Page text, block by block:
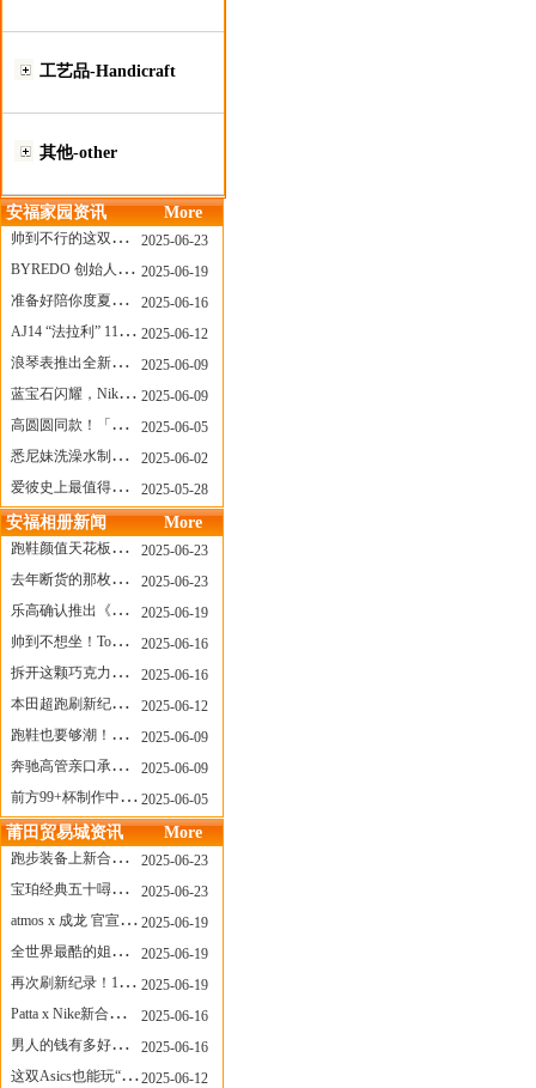
工艺品-Handicraft
其他-other
安福家园资讯 More
帅到不行的这双跑鞋，其实藏着Nike第一位签约跑者的故事
2025-06-23
BYREDO 创始人离任，也带走了那份灵魂感
2025-06-19
准备好陪你度夏，nanamica x Suicoke 新联名来了
2025-06-16
AJ14 “法拉利” 11年后回归，红色超跑气场全开
2025-06-12
浪琴表推出全新先行者系列祖鲁时间1925腕表
2025-06-09
蓝宝石闪耀，Nike Air Max DN8 华丽变身
2025-06-09
高圆圆同款！「赤足New Balance」新联名曝光，铺货了
2025-06-05
悉尼妹洗澡水制成肥皂开启售卖！男粉：这肥皂能吃吗？
2025-06-02
爱彼史上最值得看的大展！揭秘150年传奇制表背后
2025-05-28
安福相册新闻 More
跑鞋颜值天花板？日常也能帅一脸
2025-06-23
去年断货的那枚表， CASIO指环表又要发售了
2025-06-23
乐高确认推出《哥斯拉》积木，这设计也太酷了！
2025-06-19
帅到不想坐！Tom Sachs x Helinox 这把露营椅太炸了
2025-06-16
拆开这颗巧克力，居然是皮卡丘？
2025-06-16
本田超跑刷新纪录了！700万元成交价
2025-06-12
跑鞋也要够潮！昂跑 x Slam Jam 联名即将发售
2025-06-09
奔驰高管亲口承认：电动G级，完全失败了！
2025-06-09
前方99+杯制作中！「爷爷不泡茶」苹果狗、桃桃喵，今夏顶流潮饮！
2025-06-05
莆田贸易城资讯 More
跑步装备上新合集，最近有什么可以关注的呢？
2025-06-23
宝珀经典五十噚家族再添新员 适配所有腕围的38mm小表径腕表亮相
2025-06-23
atmos x 成龙 官宣，《警察故事》联名短袖公布！
2025-06-19
全世界最酷的姐姐，和Nike联名的鞋要来了！
2025-06-19
再次刷新纪录！14只 LABUBU 共拍出240万元
2025-06-19
Patta x Nike新合作提前泄露，这次的服饰周边也有亮点？
2025-06-16
男人的钱有多好赚？四个大学生创业卖短裤，年销8个亿！
2025-06-16
这双Asics也能玩“牛仔感”？TOGA联名即将登场！
2025-06-12